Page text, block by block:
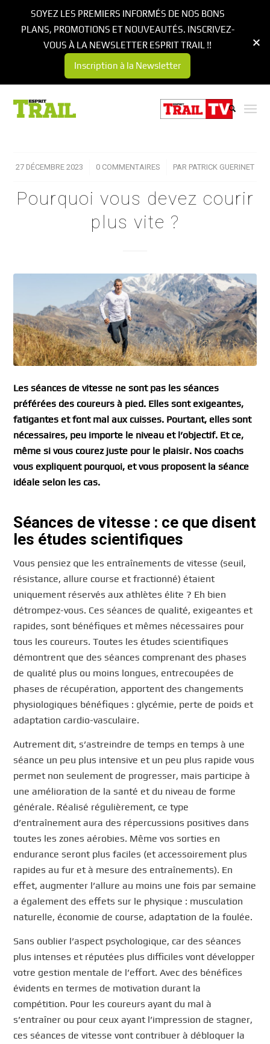
27 DÉCEMBRE 2023
/ 0 COMMENTAIRES
/ PAR PATRICK GUERINET
Pourquoi vous devez courir
plus vite ?
Les séances de vitesse ne sont pas les séances
préférées des coureurs à pied. Elles sont exigeantes,
fatigantes et font mal aux cuisses. Pourtant, elles sont
nécessaires, peu importe le niveau et l’objectif. Et ce,
même si vous courez juste pour le plaisir. Nos coachs
vous expliquent pourquoi, et vous proposent la séance
idéale selon les cas.
Séances de vitesse : ce que disent
les études scientifiques
Vous pensiez que les entraînements de vitesse (seuil,
résistance, allure course et fractionné) étaient
uniquement réservés aux athlètes élite ? Eh bien
détrompez-vous. Ces séances de qualité, exigeantes et
rapides, sont bénéfiques et mêmes nécessaires pour
tous les coureurs. Toutes les études scientifiques
démontrent que des séances comprenant des phases
de qualité plus ou moins longues, entrecoupées de
phases de récupération, apportent des changements
physiologiques bénéfiques : glycémie, perte de poids et
adaptation cardio-vasculaire.
Autrement dit, s’astreindre de temps en temps à une
séance un peu plus intensive et un peu plus rapide vous
permet non seulement de progresser, mais participe à
une amélioration de la santé et du niveau de forme
générale. Réalisé régulièrement, ce type
d’entraînement aura des répercussions positives dans
toutes les zones aérobies. Même vos sorties en
endurance seront plus faciles (et accessoirement plus
rapides au fur et à mesure des entraînements). En
effet, augmenter l’allure au moins une fois par semaine
a également des effets sur le physique : musculation
naturelle, économie de course, adaptation de la foulée.
Sans oublier l’aspect psychologique, car des séances
plus intenses et réputées plus difficiles vont développer
votre gestion mentale de l’effort. Avec des bénéfices
évidents en termes de motivation durant la
compétition. Pour les coureurs ayant du mal à
s’entraîner ou pour ceux ayant l’impression de stagner,
ces séances de vitesse vont contribuer à débloquer la
SOYEZ LES PREMIERS INFORMÉS DE NOS BONS
PLANS, PROMOTIONS ET NOUVEAUTÉS. INSCRIVEZ-
VOUS À LA NEWSLETTER ESPRIT TRAIL !!
Inscription à la Newsletter